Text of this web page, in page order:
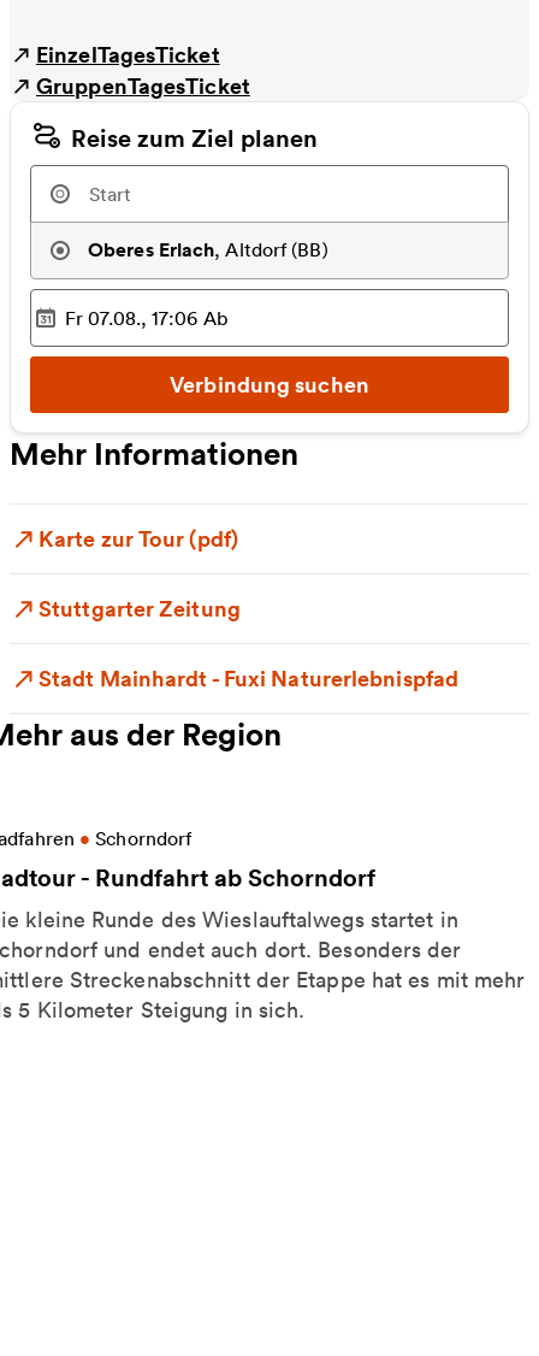
EinzelTagesTicket
GruppenTagesTicket
Reise zum Ziel planen
Oberes Erlach,Altdorf (BB)
Ausgewählter Zeitpunkt
Fr 07.08., 17:06 Ab
Verbindung suchen
Mehr Informationen
Karte zur Tour (pdf)
Stuttgarter Zeitung
Stadt Mainhardt - Fuxi Naturerlebnispfad
aus der Region
• Schorndorf
- Rundfahrt ab Schorndorf
kleine Runde des Wieslauftalwegs startet in
und endet auch dort. Besonders der
Streckenabschnitt der Etappe hat es mit mehr
5 Kilometer Steigung in sich.
Informationen zu Radtour - Rundfahrt ab